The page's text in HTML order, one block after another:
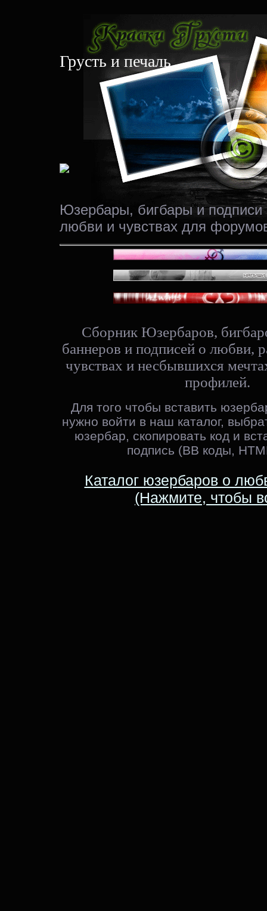
Грусть и печаль
Юзербары, бигбары и подписи
любви и чувствах для
Сборник Юзербаров,
баннеров и подписей о любви,
чувствах и несбывшихся
профилей.
Для того чтобы вставить
нужно войти в наш каталог,
юзербар, скопировать код и
подпись (ВВ коды,
Каталог юзербаров о
(Нажмите, чтобы